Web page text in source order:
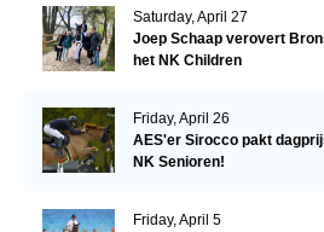
Saturday, April 27
Joep Schaap verovert
het NK Children
Friday, April 26
AES'er Sirocco pakt
NK Senioren!
Friday, April 5